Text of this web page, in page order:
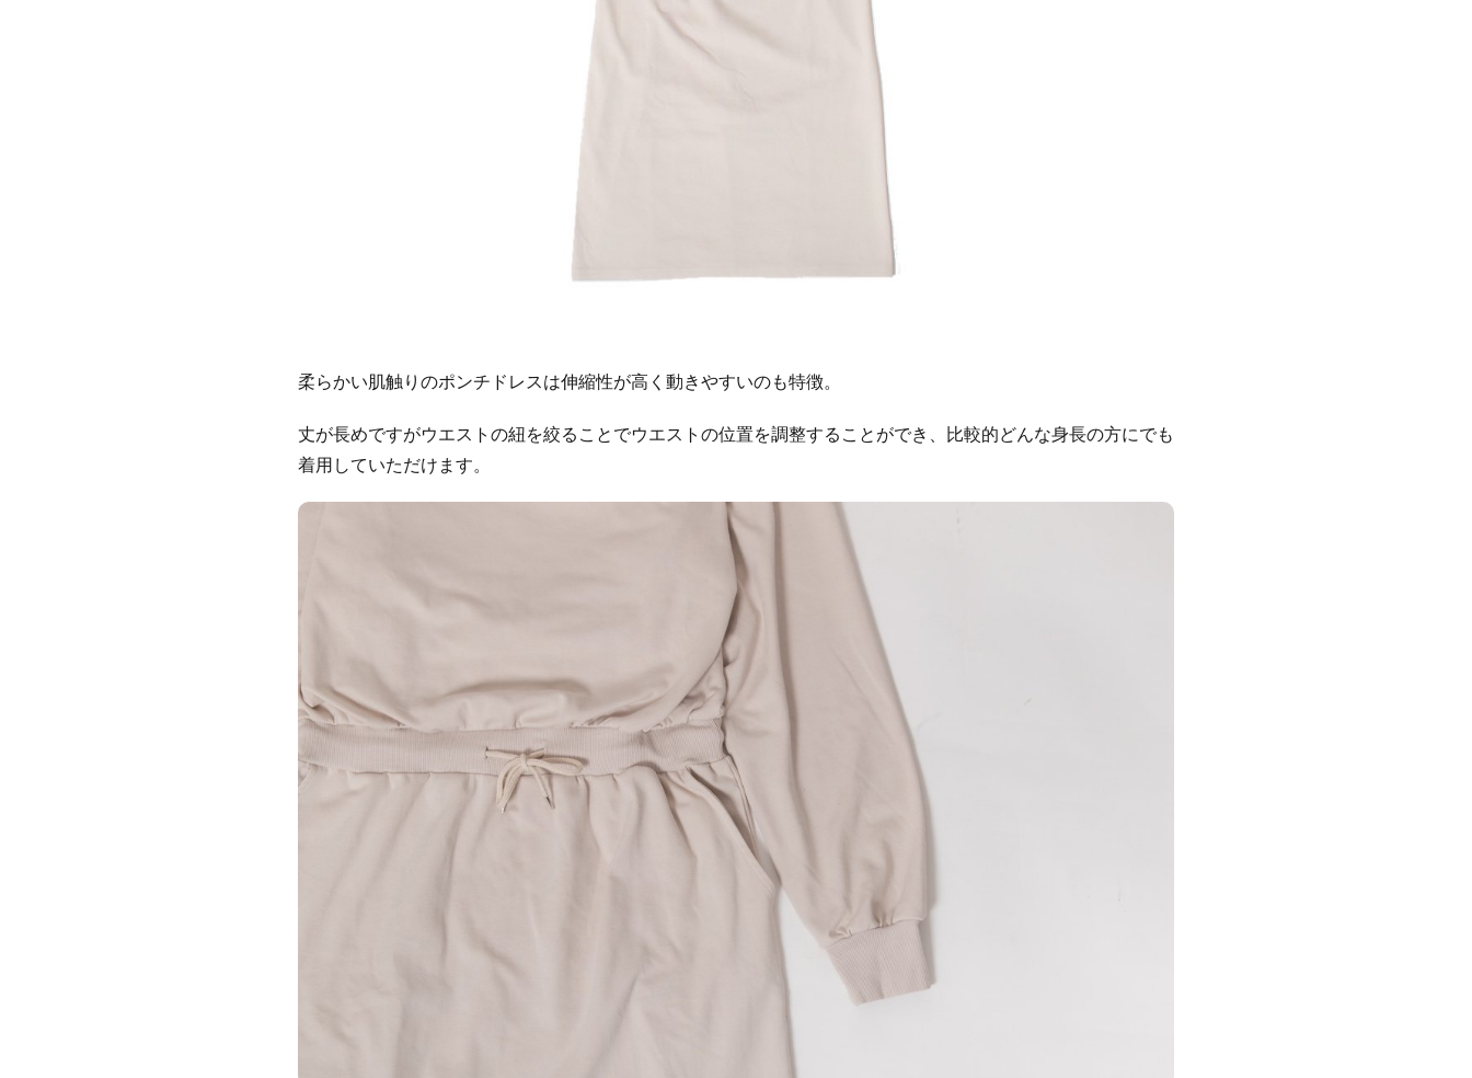
柔らかい肌触りのポンチドレスは伸縮性が高く動きやすいのも特徴。
丈が長めですがウエストの紐を絞ることでウエストの位置を調整することができ、比較的どんな身長の方にでも
着用していただけます。